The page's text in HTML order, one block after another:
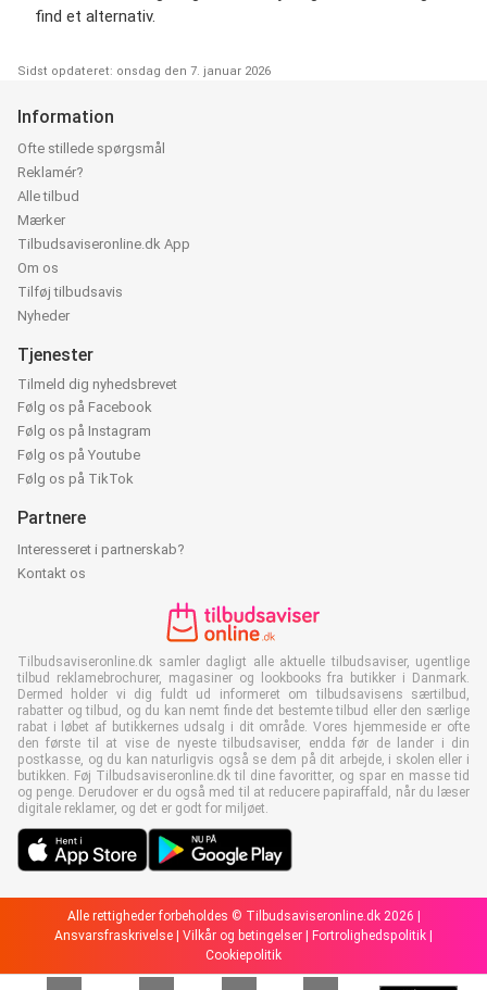
find et alternativ.
Sidst opdateret: onsdag den 7. januar 2026
Information
Ofte stillede spørgsmål
Reklamér?
Alle tilbud
Mærker
Tilbudsaviseronline.dk App
Om os
Tilføj tilbudsavis
Nyheder
Tjenester
Tilmeld dig nyhedsbrevet
Følg os på Facebook
Følg os på Instagram
Følg os på Youtube
Følg os på TikTok
Partnere
Interesseret i partnerskab?
Kontakt os
Tilbudsaviseronline.dk samler dagligt alle aktuelle tilbudsaviser, ugentlige
tilbud reklamebrochurer, magasiner og lookbooks fra butikker i Danmark.
Dermed holder vi dig fuldt ud informeret om tilbudsavisens særtilbud,
rabatter og tilbud, og du kan nemt finde det bestemte tilbud eller den særlige
rabat i løbet af butikkernes udsalg i dit område. Vores hjemmeside er ofte
den første til at vise de nyeste tilbudsaviser, endda før de lander i din
postkasse, og du kan naturligvis også se dem på dit arbejde, i skolen eller i
butikken. Føj Tilbudsaviseronline.dk til dine favoritter, og spar en masse tid
og penge. Derudover er du også med til at reducere papiraffald, når du læser
digitale reklamer, og det er godt for miljøet.
Alle rettigheder forbeholdes © Tilbudsaviseronline.dk 2026 |
Ansvarsfraskrivelse
Vilkår og betingelser Fortrolighedspolitik
Cookiepolitik